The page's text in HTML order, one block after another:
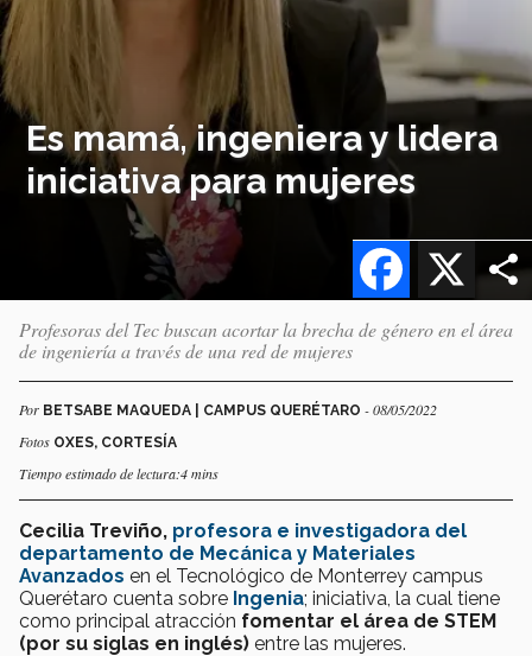
Es mamá, ingeniera y lidera
iniciativa para mujeres
X
Facebook
Profesoras del Tec buscan acortar la brecha de género en el área
de ingeniería a través de una red de mujeres
Por BETSABE MAQUEDA | CAMPUS QUERÉTARO - 08/05/2022
Fotos OXES, CORTESÍA
Tiempo estimado de lectura:4 mins
Cecilia Treviño, profesora e investigadora del
departamento de Mecánica y Materiales
Avanzados en el Tecnológico de Monterrey campus
Querétaro cuenta sobre Ingenia; iniciativa, la cual tiene
como principal atracción fomentar el área de STEM
(por su siglas en inglés) entre las mujeres.